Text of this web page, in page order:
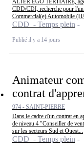
ALTER EGO TERTIAIRE,
CDD/CDI, recherche pour l'un
Commercial(e) Automobile
CDD - Temps plein
Publié il y a 14 jours
Animateur
contrat
974 - SAINT-PIERRE
Dans le cadre d'un contrat en
de niveau 4 "Conseiller de
sur les secteurs Sud et Ouest...
CDD - Temps plein